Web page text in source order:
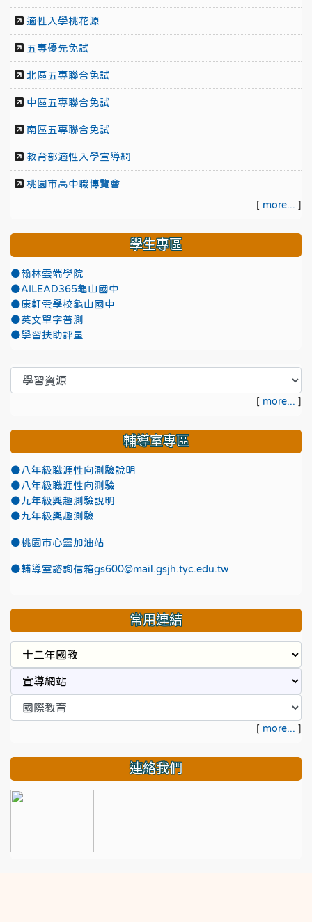
適性入學桃花源
五專優先免試
北區五專聯合免試
中區五專聯合免試
南區五專聯合免試
教育部適性入學宣導網
桃園市高中職博覽會
[ more... ]
學生專區
●翰林雲端學院
●AILEAD365龜山國中
●康軒雲學校龜山國中
●英文單字普測
●學習扶助評量
[ more... ]
輔導室專區
●八年級職涯性向測驗說明
●八年級職涯性向測驗
●九年級興趣測驗說明
●九年級興趣測驗
●桃園市心靈加油站
●輔導室諮詢信箱gs600@mail.gsjh.tyc.edu.tw
常用連結
[ more... ]
連絡我們